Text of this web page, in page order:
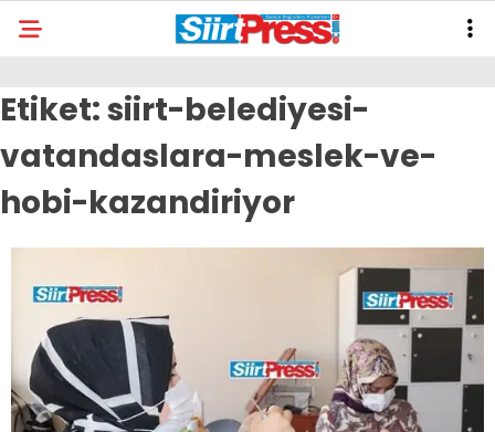
Etiket:siirt-belediyesi-
vatandaslara-meslek-ve-
hobi-kazandiriyor